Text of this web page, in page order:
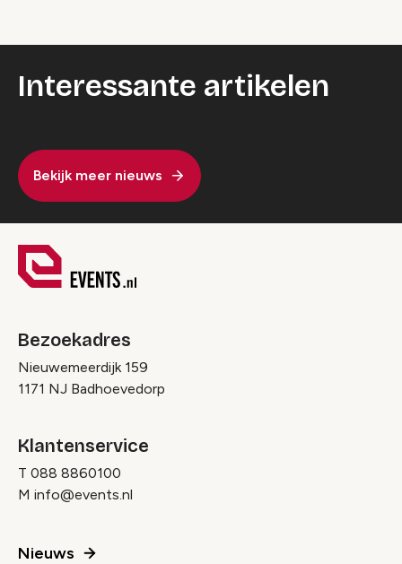
Interessante artikelen
Bekijk meer nieuws
Bezoekadres
Nieuwemeerdijk 159
1171 NJ Badhoevedorp
Klantenservice
T 088 8860100
M info@events.nl
Nieuws